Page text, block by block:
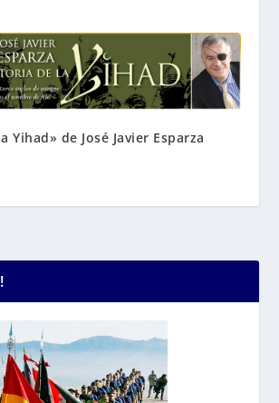
Yihad» de José Javier Esparza